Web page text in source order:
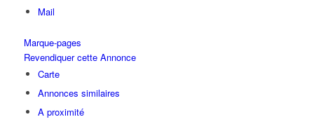
Mail
Marque-pages
Revendiquer cette Annonce
Carte
Annonces similaires
A proximité